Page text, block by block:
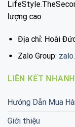
lượng cao
Địa chỉ: Hoài
Zalo Group:
LIÊN KẾT NHANH
Hướng Dẫn Mua
Giới thiệu